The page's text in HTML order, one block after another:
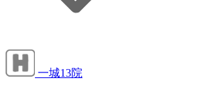
一城13院